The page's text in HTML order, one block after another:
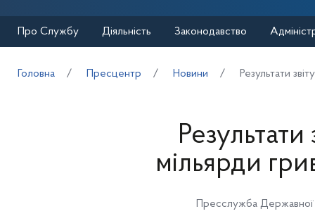
Про Службу Діяльність Законодавство
Головна Пресцентр Новини Результати
мільярди
Пресслужба